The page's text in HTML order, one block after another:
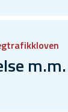
m.m.